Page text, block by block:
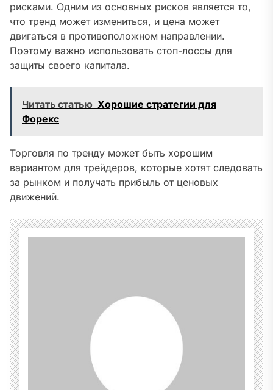
рисками. Одним из основных рисков является то,
что тренд может измениться, и цена может
двигаться в противоположном направлении.
Поэтому важно использовать стоп-лоссы для
защиты своего капитала.
Читать статью Хорошие стратегии для
Форекс
Торговля по тренду может быть хорошим
вариантом для трейдеров, которые хотят следовать
за рынком и получать прибыль от ценовых
движений.